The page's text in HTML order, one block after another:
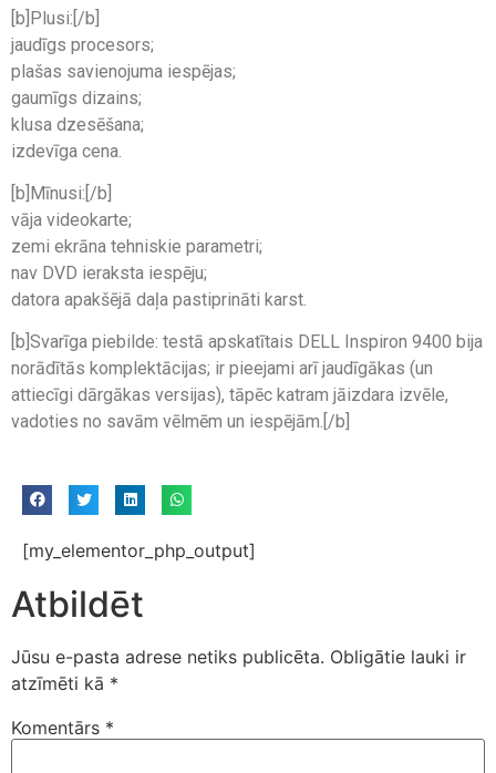
[b]Plusi:[/b]
jaudīgs procesors;
plašas savienojuma iespējas;
gaumīgs dizains;
klusa dzesēšana;
izdevīga cena.
[b]Mīnusi:[/b]
vāja videokarte;
zemi ekrāna tehniskie parametri;
nav DVD ieraksta iespēju;
datora apakšējā daļa pastiprināti karst.
[b]Svarīga piebilde: testā apskatītais DELL Inspiron 9400 bija
norādītās komplektācijas; ir pieejami arī jaudīgākas (un
attiecīgi dārgākas versijas), tāpēc katram jāizdara izvēle,
vadoties no savām vēlmēm un iespējām.[/b]
[my_elementor_php_output]
Atbildēt
Jūsu e-pasta adrese netiks publicēta. Obligātie lauki ir
atzīmēti kā *
Komentārs *